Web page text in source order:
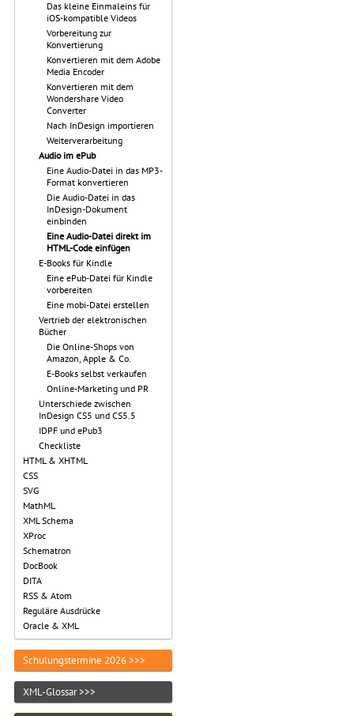
Das kleine Einmaleins für
iOS-kompatible Videos
Vorbereitung zur
Konvertierung
Konvertieren mit dem Adobe
Media Encoder
Konvertieren mit dem
Wondershare Video
Converter
Nach InDesign importieren
Weiterverarbeitung
Audio im ePub
Eine Audio-Datei in das MP3-
Format konvertieren
Die Audio-Datei in das
InDesign-Dokument
einbinden
Eine Audio-Datei direkt im
HTML-Code einfügen
E-Books für Kindle
Eine ePub-Datei für Kindle
vorbereiten
Eine mobi-Datei erstellen
Vertrieb der elektronischen
Bücher
Die Online-Shops von
Amazon, Apple & Co.
E-Books selbst verkaufen
Online-Marketing und PR
Unterschiede zwischen
InDesign CS5 und CS5.5
IDPF und ePub3
Checkliste
HTML & XHTML
CSS
SVG
MathML
XML Schema
XProc
Schematron
DocBook
DITA
RSS & Atom
Reguläre Ausdrücke
Oracle & XML
Schulungstermine 2026 >>>
XML-Glossar >>>